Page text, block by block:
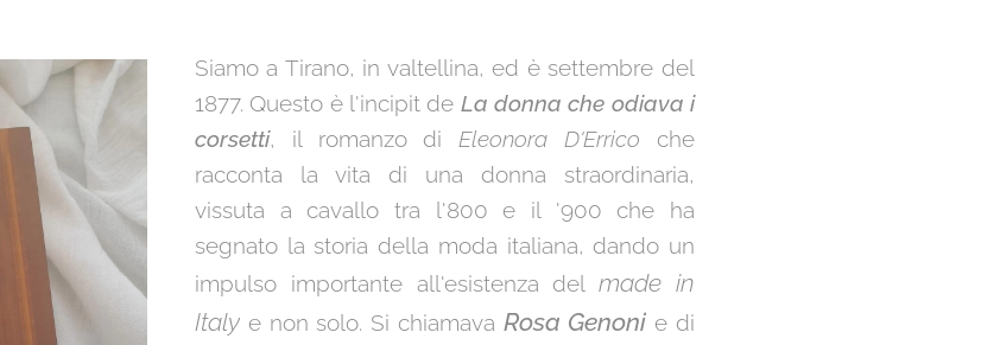
Siamo a Tirano, in valtellina, ed è settembre del
1877. Questo è l'incipit de La donna che odiava i
corsetti, il romanzo di Eleonora D'Errico che
racconta la vita di una donna straordinaria,
vissuta a cavallo tra l'800 e il '900 che ha
segnato la storia della moda italiana, dando un
impulso importante all'esistenza delmade in
Italye non solo. Si chiamava Rosa Genoni e di